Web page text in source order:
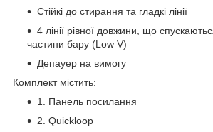
Стійкі до стирання та гладкі лінії
4 лінії рівної довжини, що
частини бару (Low V)
Депауер на вимогу
Комплект містить:
1. Панель посилання
2. Quickloop